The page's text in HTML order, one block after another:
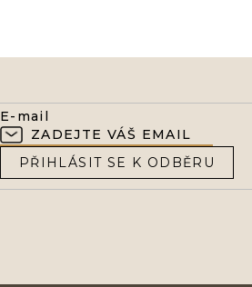
E-mail
PŘIHLÁSIT SE K ODBĚRU